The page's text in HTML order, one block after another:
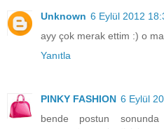
Unknown 6 Eylül 2012
ayy çok merak ettim :) o
Yanıtla
PINKY FASHION 6 Eylül
bende postun sonunda